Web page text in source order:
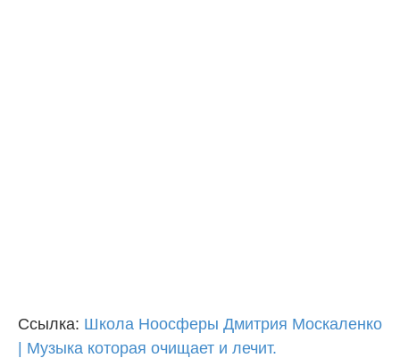
Ссылка: Школа Ноосферы Дмитрия Москаленко
| Музыка которая очищает и лечит.